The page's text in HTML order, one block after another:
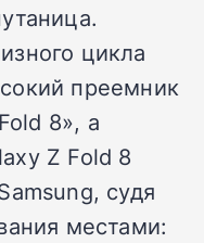
цикла
преемник
8», а
Z Fold 8
судя
местами: